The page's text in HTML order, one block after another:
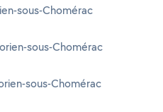
sous-Chomérac
sous-Chomérac
sous-Chomérac